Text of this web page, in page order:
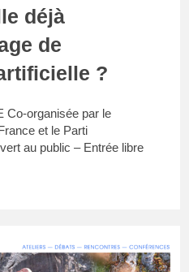
déjà
de
?
Co-organisée par le
et le Parti
au public – Entrée libre